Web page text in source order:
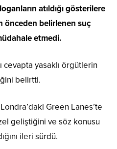
atıldığı gösterilere
önceden belirlenen suç
etmedi.
cevapta yasaklı örgütlerin
belirtti.
Green Lanes’te
geliştiğini ve söz konusu
ileri sürdü.